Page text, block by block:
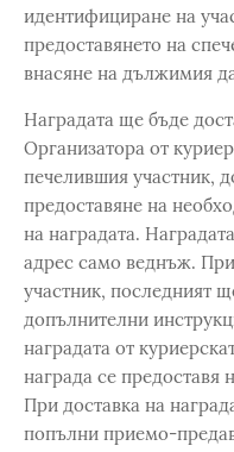
идентифициране на
предоставянето на
внасяне на дължимия
Наградата ще бъде
Организатора от
печелившия участник,
предоставяне на
на наградата.
адрес само веднъж.
участник, последният
допълнителни
наградата от
награда се предоставя
При доставка на
попълни приемо-